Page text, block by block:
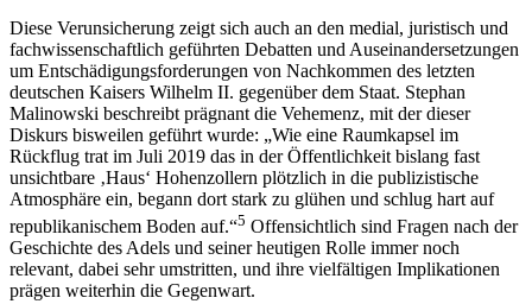
Diese Verunsicherung zeigt sich auch an den medial, juristisch und
fachwissenschaftlich geführten Debatten und Auseinandersetzungen
um Entschädigungsforderungen von Nachkommen des letzten
deutschen Kaisers Wilhelm II. gegenüber dem Staat. Stephan
Malinowski beschreibt prägnant die Vehemenz, mit der dieser
Diskurs bisweilen geführt wurde: „Wie eine Raumkapsel im
Rückflug trat im Juli 2019 das in der Öffentlichkeit bislang fast
unsichtbare ‚Haus‘ Hohenzollern plötzlich in die publizistische
Atmosphäre ein, begann dort stark zu glühen und schlug hart auf
republikanischem Boden auf.“5 Offensichtlich sind Fragen nach der
Geschichte des Adels und seiner heutigen Rolle immer noch
relevant, dabei sehr umstritten, und ihre vielfältigen Implikationen
prägen weiterhin die Gegenwart.